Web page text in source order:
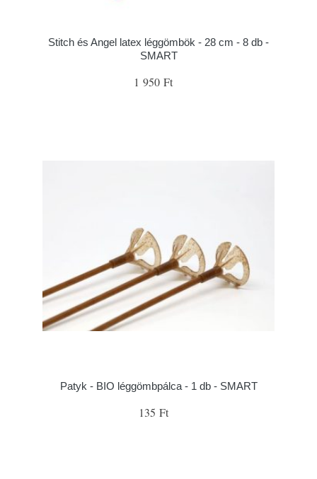
Stitch és Angel latex léggömbök - 28 cm - 8 db -
SMART
1 950 Ft
Patyk - BIO léggömbpálca - 1 db - SMART
135 Ft